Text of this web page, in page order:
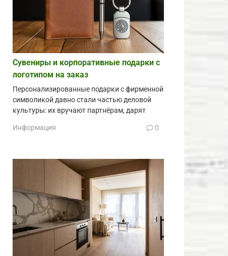
Сувениры и корпоративные подарки с
логотипом на заказ
Персонализированные подарки с фирменной
символикой давно стали частью деловой
культуры: их вручают партнёрам, дарят
Информация 0